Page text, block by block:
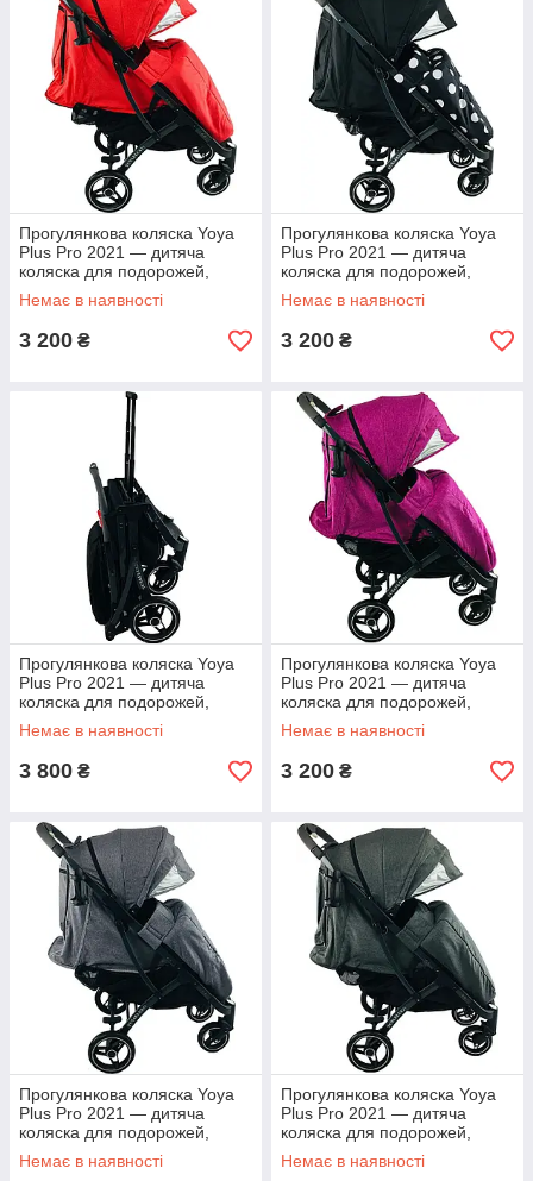
Прогулянкова коляска Yoya
Plus Pro 2021 — дитяча
коляска для подорожей,
ручне поклажа, червона
Немає в наявності
3 200 ₴
Прогулянкова коляска Yoya
Plus Pro 2021 — дитяча
коляска для подорожей,
ручне поклажа, Мікі Маус
Немає в наявності
3 200 ₴
Прогулянкова коляска Yoya
Plus Pro 2021 — дитяча
коляска для подорожей,
ручне поклажа, Мінні Маус+
рюкзак у п
Немає в наявності
3 800 ₴
Прогулянкова коляска Yoya
Plus Pro 2021 — дитяча
коляска для подорожей,
ручне поклажа, рожева
Немає в наявності
3 200 ₴
Прогулянкова коляска Yoya
Plus Pro 2021 — дитяча
коляска для подорожей,
ручне поклажа, світло-сірий
Немає в наявності
Прогулянкова коляска Yoya
Plus Pro 2021 — дитяча
коляска для подорожей,
ручне поклажа, темно-сірий
Немає в наявності